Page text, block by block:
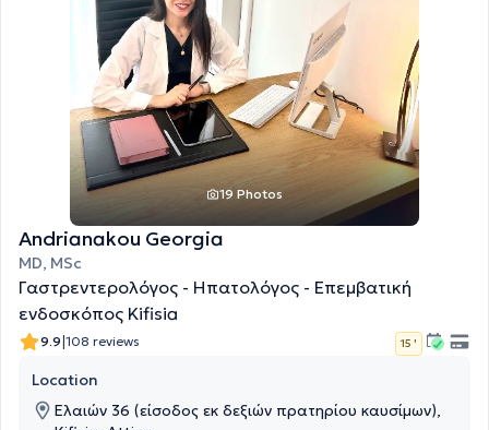
19 Photos
Andrianakou Georgia
MD, MSc
Γαστρεντερολόγος - Ηπατολόγος - Επεμβατική
ενδοσκόπος Kifisia
9.9|108 reviews 15 '
Location
Ελαιών 36 (είσοδος εκ δεξιών πρατηρίου καυσίμων),